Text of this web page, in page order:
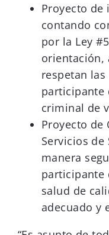
Proyecto de
contando
por la Ley
orientación,
respetan
participante
criminal de
Proyecto de
Servicios
manera
participante
salud de
adecuado y